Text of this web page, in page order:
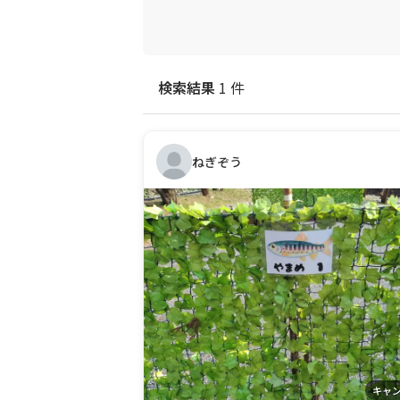
検索結果 1 件
ねぎぞう
キャ